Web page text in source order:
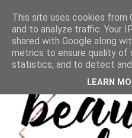
This site uses cookies from
and to analyze traffic. Your
shared with Google along
metrics to ensure quality of
statistics, and to detect and
LEARN